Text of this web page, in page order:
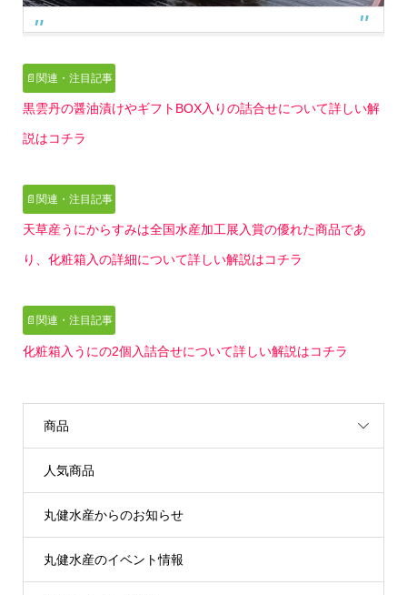
📄関連・注目記事
黒雲丹の醤油漬けやギフトBOX入りの詰合せについて詳しい解
説はコチラ
📄関連・注目記事
天草産うにからすみは全国水産加工展入賞の優れた商品であ
り、化粧箱入の詳細について詳しい解説はコチラ
📄関連・注目記事
化粧箱入うにの2個入詰合せについて詳しい解説はコチラ
商品
人気商品
丸健水産からのお知らせ
丸健水産のイベント情報